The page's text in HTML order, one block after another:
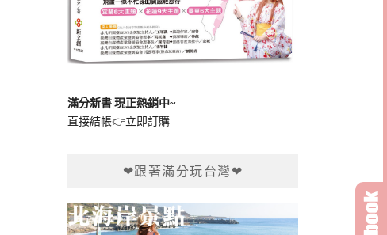
滿分新書|現正熱銷中~
直接結帳👉立即訂購
❤跟著滿分玩台灣❤